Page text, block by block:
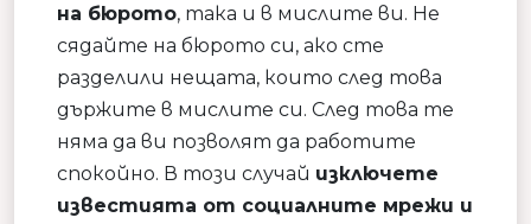
на бюрото, така и в мислите ви. Не
сядайте на бюрото си, ако сте
разделили нещата, които след това
държите в мислите си. След това те
няма да ви позволят да работите
спокойно. В този случай изключете
известията от социалните мрежи и